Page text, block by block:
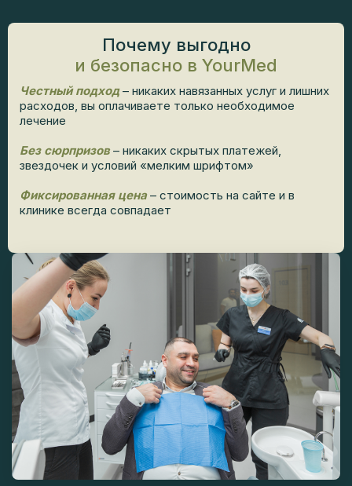
Почему выгодно
и безопасно в YourMed
Честный подход– никаких навязанных услуг и лишних
расходов, вы оплачиваете только необходимое
лечение
Без сюрпризов – никаких скрытых платежей,
звездочек и условий «мелким шрифтом»
Фиксированная цена– стоимость на сайте и в
клинике всегда совпадает